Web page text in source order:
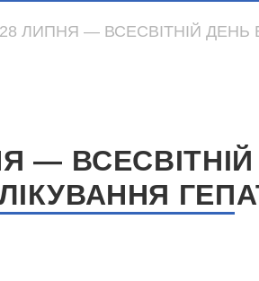
28 ЛИПНЯ — ВСЕСВІТНІЙ
—